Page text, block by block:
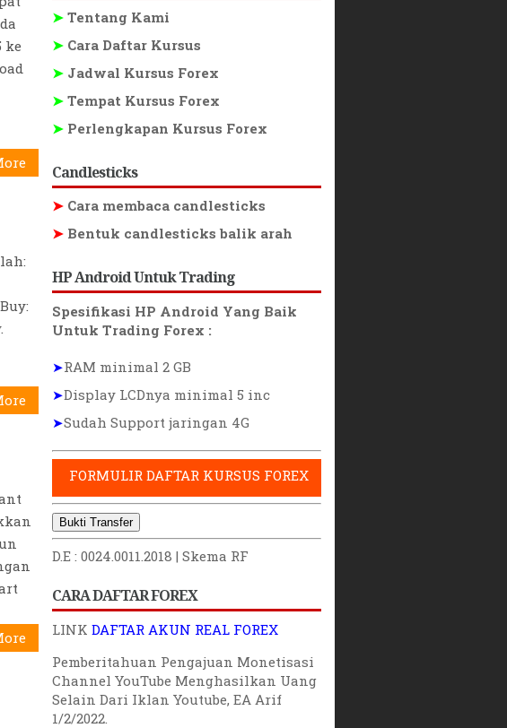
➤ Tentang Kami
➤ Cara Daftar Kursus
➤ Jadwal Kursus Forex
➤ Tempat Kursus Forex
➤ Perlengkapan Kursus Forex
Candlesticks
➤ Cara membaca candlesticks
➤ Bentuk candlesticks balik arah
HP Android Untuk Trading
Spesifikasi HP Android Yang Baik
Untuk Trading Forex :
➤RAM minimal 2 GB
➤Display LCDnya minimal 5 inc
➤Sudah Support jaringan 4G
FORMULIR DAFTAR KURSUS FOREX
Bukti Transfer
D.E : 0024.0011.2018 | Skema RF
CARA DAFTAR FOREX
LINK DAFTAR AKUN REAL FOREX
Pemberitahuan Pengajuan Monetisasi
Channel YouTube Menghasilkan Uang
Selain Dari Iklan Youtube, EA Arif
1/2/2022